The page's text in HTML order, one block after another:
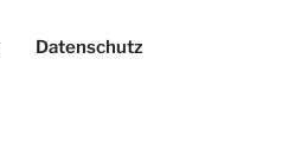
Datenschutz